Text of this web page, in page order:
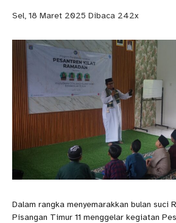
Sel, 18 Maret 2025 Dibaca 242x
Dalam rangka menyemarakkan bulan suci
Pisangan Timur 11 menggelar kegiatan